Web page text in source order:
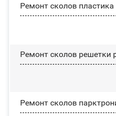
Ремонт сколов
Ремонт сколов решетки
Ремонт сколов